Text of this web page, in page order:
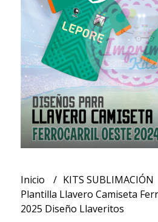
Inicio KITS SUBLIMACIÓN
Plantilla Llavero Camiseta
2025 Diseño Llaveritos